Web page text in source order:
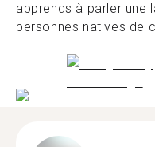
apprends à parler une
personnes natives de